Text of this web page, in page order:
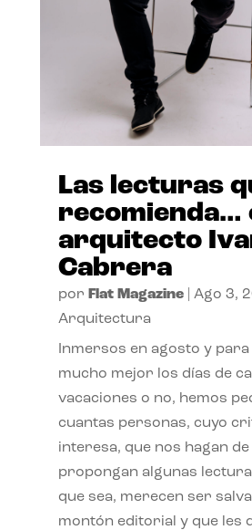
Las lecturas
recomienda…
arquitecto
Cabrera
por Flat Magazine| Ago 3,
Arquitectura
Inmersos en agosto y
mucho mejor los días de
vacaciones o no, hemos
cuantas personas, cuyo
interesa, que nos hagan
propongan algunas
que sea, merecen ser
montón editorial y que les